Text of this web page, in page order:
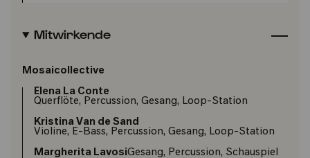
Mitwirkende
Mosaicollective
Elena La Conte
Querflöte, Percussion, Gesang, Loop-Station
Kristina Van de Sand
Violine, E-Bass, Percussion, Gesang, Loop-Station
Margherita LavosiGesang, Percussion, Schauspiel